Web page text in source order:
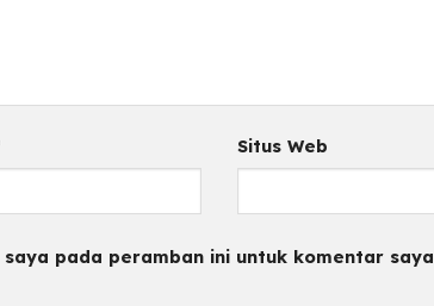
Situs Web
pada peramban ini untuk komentar saya